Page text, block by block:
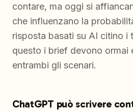
contare, ma oggi si
che influenzano la
risposta basati su AI citino i
questo i brief devono ormai
entrambi gli scenari.
ChatGPT può scrivere